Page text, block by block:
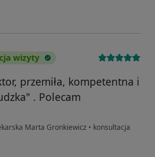
wizyty
przemiła, kompetentna i
. Polecam
Marta Gronkiewicz • konsultacja